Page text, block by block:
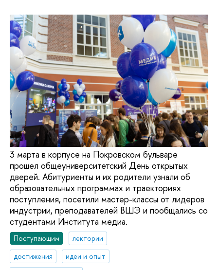
3 марта в корпусе на Покровском бульваре
прошел общеуниверситетский День открытых
дверей. Абитуриенты и их родители узнали об
образовательных программах и траекториях
поступления, посетили мастер-классы от лидеров
индустрии, преподавателей ВШЭ и пообщались со
студентами Института медиа.
Поступающим
лектории
достижения
идеи и опыт